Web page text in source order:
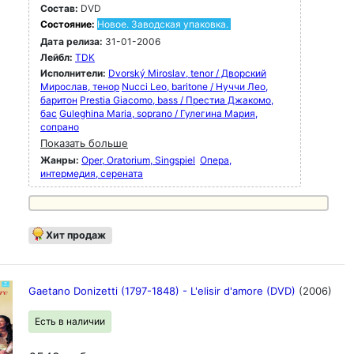
Состав: DVD
Состояние: Новое. Заводская упаковка.
Дата релиза: 31-01-2006
Лейбл: TDK
Исполнители: Dvorský Miroslav, tenor / Дворский
Мирослав, тенор Nucci Leo, baritone / Нуччи Лео,
баритон Prestia Giacomo, bass / Престиа Джакомо,
бас Guleghina Maria, soprano / Гулегина Мария,
сопрано
Показать больше
Жанры: Oper, Oratorium, Singspiel Опера,
интермедия, серената
Хит продаж
Gaetano Donizetti (1797-1848) - L'elisir d'amore (DVD) (2006)
Есть в наличии